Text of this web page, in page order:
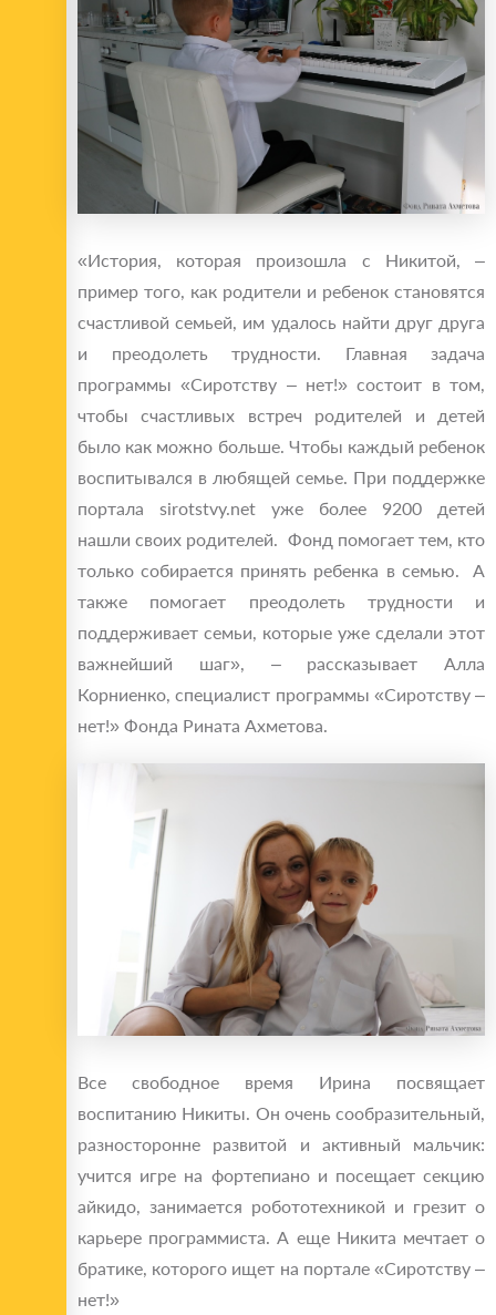
«История, которая произошла с Никитой, –
пример того, как родители и ребенок становятся
счастливой семьей, им удалось найти друг друга
и преодолеть трудности. Главная задача
программы «Сиротству – нет!» состоит в том,
чтобы счастливых встреч родителей и детей
было как можно больше. Чтобы каждый ребенок
воспитывался в любящей семье. При поддержке
портала sirotstvy.net уже более 9200 детей
нашли своих родителей. Фонд помогает тем, кто
только собирается принять ребенка в семью. А
также помогает преодолеть трудности и
поддерживает семьи, которые уже сделали этот
важнейший шаг», – рассказывает Алла
Корниенко, специалист программы «Сиротству –
нет!» Фонда Рината Ахметова.
Все свободное время Ирина посвящает
воспитанию Никиты. Он очень сообразительный,
разносторонне развитой и активный мальчик:
учится игре на фортепиано и посещает секцию
айкидо, занимается робототехникой и грезит о
карьере программиста. А еще Никита мечтает о
братике, которого ищет на портале «Сиротству –
нет!»